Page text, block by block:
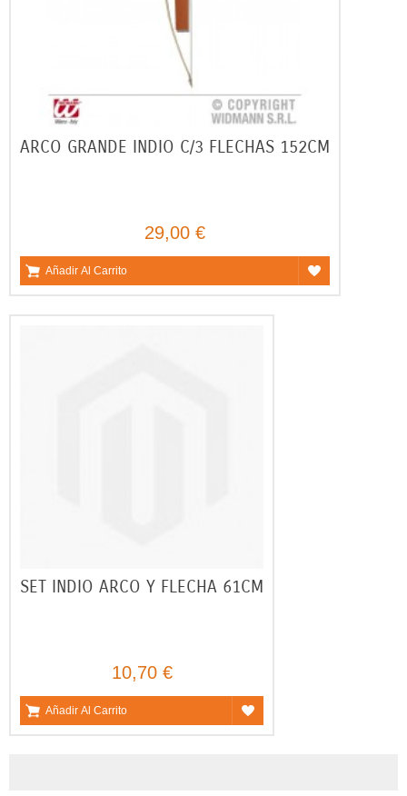
ARCO GRANDE INDIO C/3 FLECHAS 152CM
29,00 €
Añadir Al Carrito
SET INDIO ARCO Y FLECHA 61CM
10,70 €
Añadir Al Carrito